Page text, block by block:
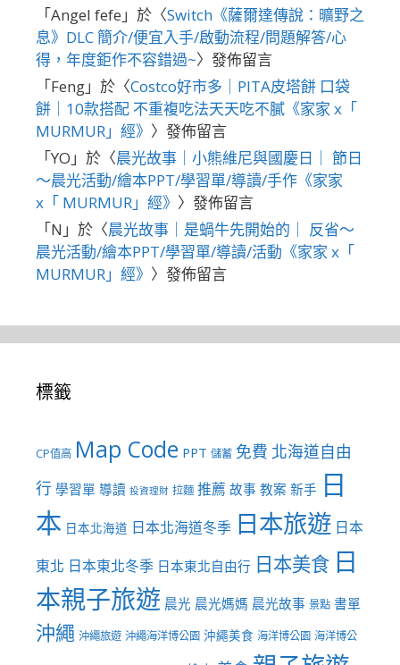
「Angel fefe 」於〈Switch《薩爾達傳說：曠野之
息》DLC 簡介/便宜入手/啟動流程/問題解答/心
得，年度鉅作不容錯過~〉發佈留言
「Feng」於〈Costco好市多｜PITA皮塔餅 口袋
餅｜10款搭配 不重複吃法天天吃不膩《家家 x「
MURMUR」經》 〉發佈留言
「YO 」於〈晨光故事｜小熊維尼與國慶日｜ 節日
～晨光活動/繪本PPT/學習單/導讀/手作《家家
x「 MURMUR」經》 〉發佈留言
「N 」於〈晨光故事｜是蝸牛先開始的｜ 反省～
晨光活動/繪本PPT/學習單/導讀/活動《家家 x「
MURMUR」經》 〉發佈留言
標籤
CP值高 Map Code PPT 儲蓄 免費 北海道自由
行 學習單 導讀 投資理財 拉麵 推薦 故事 教案 新手 日
本 日本北海道 日本北海道冬季 日本旅遊 日本
東北 日本東北冬季 日本東北自由行 日本美食 日
本親子旅遊 晨光 晨光媽媽 晨光故事 景點 書單
沖繩 沖繩旅遊 沖繩海洋博公園 沖繩美食 海洋博公園 海洋博公